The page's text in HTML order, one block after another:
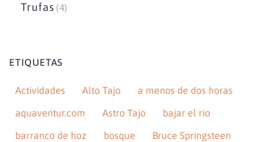
Trufas (4)
ETIQUETAS
Actividades Alto Tajo a menos de dos horas
aquaventur.com Astro Tajo bajar el rio
barranco de hoz bosque Bruce Springsteen